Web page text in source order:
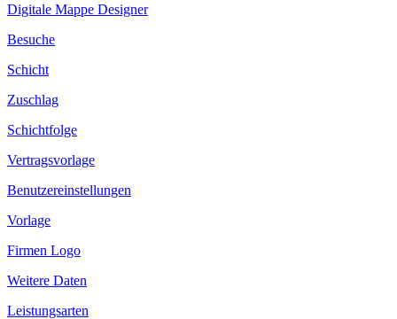
Digitale Mappe Designer
Besuche
Schicht
Zuschlag
Schichtfolge
Vertragsvorlage
Benutzereinstellungen
Vorlage
Firmen Logo
Weitere Daten
Leistungsarten